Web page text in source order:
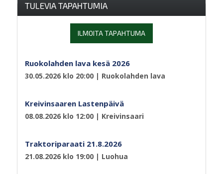
TULEVIA TAPAHTUMIA
ILMOITA TAPAHTUMA
Ruokolahden lava kesä 2026
30.05.2026 klo 20:00 | Ruokolahden lava
Kreivinsaaren Lastenpäivä
08.08.2026 klo 12:00 | Kreivinsaari
Traktoriparaati 21.8.2026
21.08.2026 klo 19:00 | Luohua